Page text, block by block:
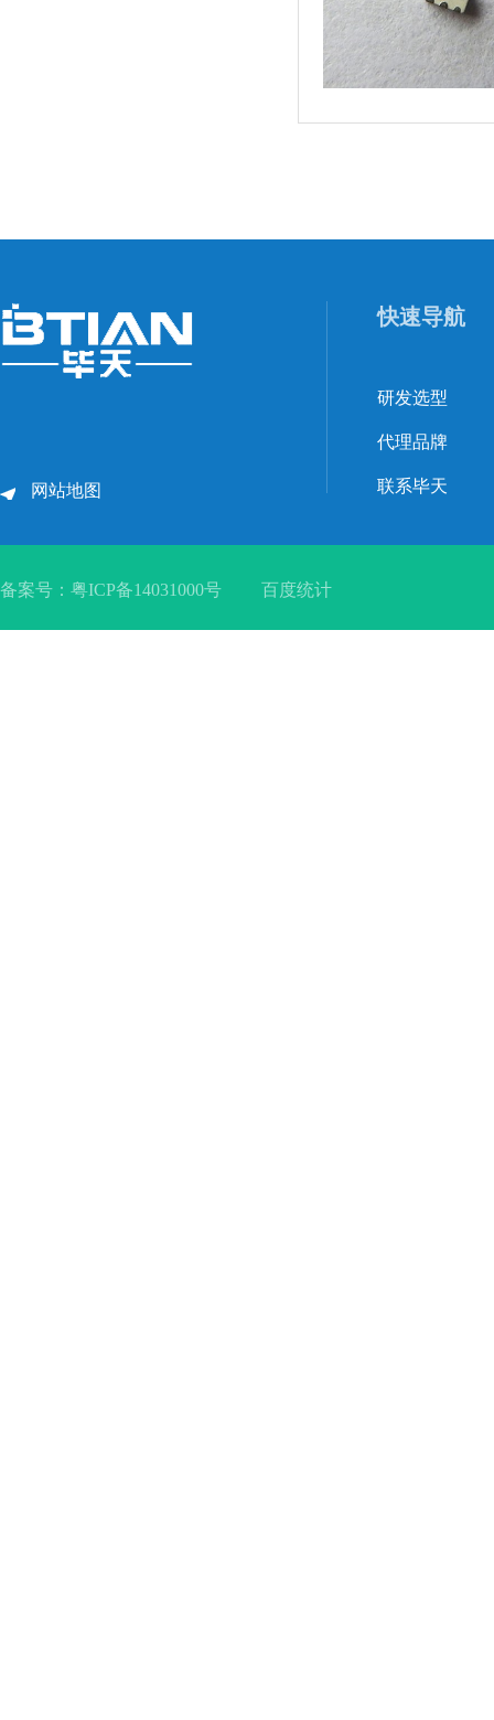
网站地图
快速导航
研发选型
代理品牌
联系毕天
备案号： 粤ICP备14031000号 百度统计